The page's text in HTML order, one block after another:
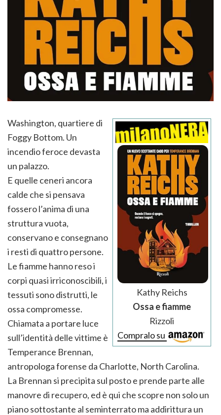
Kathy Reichs
Ossa e fiamme
Rizzoli
Compralo su
Washington, quartiere di
Foggy Bottom. Un
incendio feroce devasta
un palazzo.
E quelle ceneri ancora
calde che si pensava
fossero l’anima di una
struttura vuota,
conservano e consegnano
i resti di quattro persone.
Le fiamme hanno reso i
corpi quasi irriconoscibili, i
tessuti sono distrutti, le
ossa compromesse.
Chiamata a portare luce
sull’identità delle vittime è
Temperance Brennan,
antropologa forense da Charlotte, North Carolina.
La Brennan si precipita sul posto e prende parte alle
manovre di recupero, ed è qui che scopre non solo un
piano sottostante al seminterrato ma addirittura un